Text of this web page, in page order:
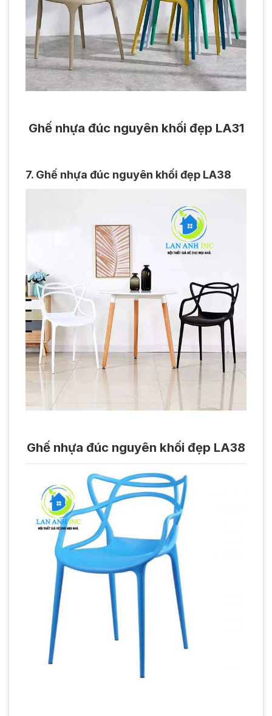
Ghế nhựa đúc nguyên khối đẹp LA31
7. Ghế nhựa đúc nguyên khối đẹp LA38
Ghế nhựa đúc nguyên khối đẹp LA38